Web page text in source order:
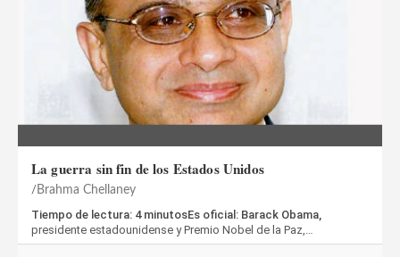
La guerra sin fin de los Estados Unidos
Brahma Chellaney
Tiempo de lectura: 4 minutosEs oficial: Barack Obama,
presidente estadounidense y Premio Nobel de la Paz,…